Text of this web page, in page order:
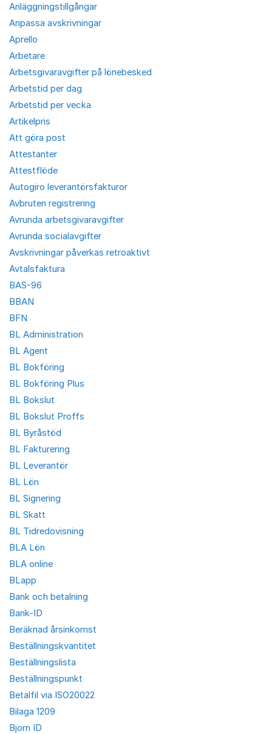
Anläggningstillgångar
Anpassa avskrivningar
Aprello
Arbetare
Arbetsgivaravgifter på lönebesked
Arbetstid per dag
Arbetstid per vecka
Artikelpris
Att göra post
Attestanter
Attestflöde
Autogiro leverantörsfakturor
Avbruten registrering
Avrunda arbetsgivaravgifter
Avrunda socialavgifter
Avskrivningar påverkas retroaktivt
Avtalsfaktura
BAS-96
BBAN
BFN
BL Administration
BL Agent
BL Bokföring
BL Bokföring Plus
BL Bokslut
BL Bokslut Proffs
BL Byråstöd
BL Fakturering
BL Leverantör
BL Lön
BL Signering
BL Skatt
BL Tidredovisning
BLA Lön
BLA online
BLapp
Bank och betalning
Bank-ID
Beräknad årsinkomst
Beställningskvantitet
Beställningslista
Beställningspunkt
Betalfil via ISO20022
Bilaga 1209
Bjorn ID